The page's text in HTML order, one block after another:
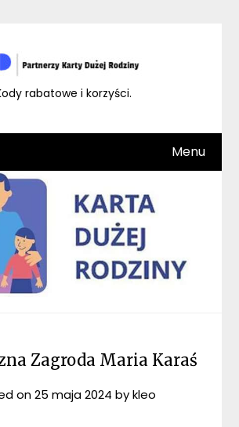
rabatowe i korzyści.
Menu
Zagroda Maria Karaś
on25 maja 2024 bykleo